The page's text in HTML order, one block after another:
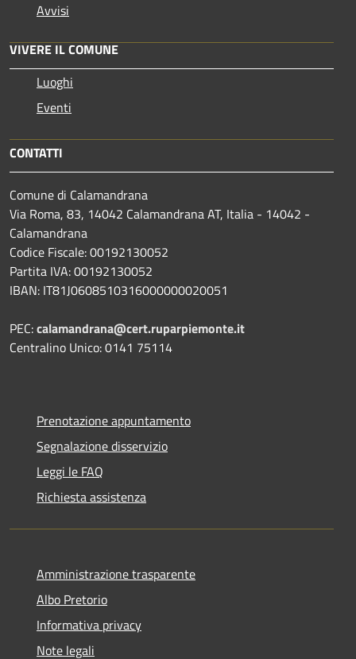
Avvisi
VIVERE IL COMUNE
Luoghi
Eventi
CONTATTI
Comune di Calamandrana
Via Roma, 83, 14042 Calamandrana AT, Italia - 14042 -
Calamandrana
Codice Fiscale: 00192130052
Partita IVA: 00192130052
IBAN: IT81J0608510316000000020051
PEC:calamandrana@cert.ruparpiemonte.it
Centralino Unico: 0141 75114
Prenotazione appuntamento
Segnalazione disservizio
Leggi le FAQ
Richiesta assistenza
Amministrazione trasparente
Albo Pretorio
Informativa privacy
Note legali